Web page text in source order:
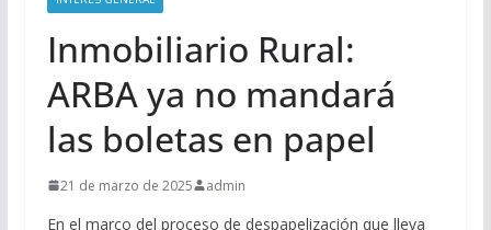
Inmobiliario Rural:
ARBA ya no mandará
las boletas en papel
21 de marzo de 2025 admin
En el marco del proceso de despapelización que lleva